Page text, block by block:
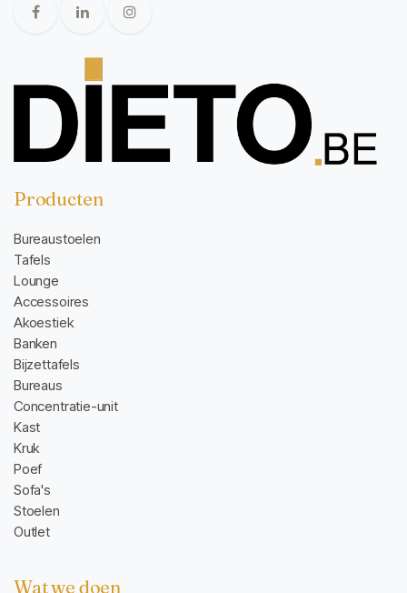
Producten
Bureaustoelen
Tafels
Lounge
Accessoires
Akoestiek
Banken
Bijzettafels
Bureaus
Concentratie-unit
Kast
Kruk
Poef
Sofa's
Stoelen
Outlet
Wat we doen